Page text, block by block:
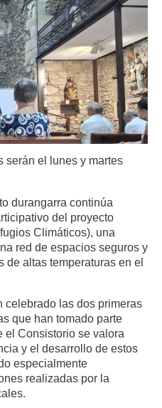
serán el lunes y martes
durangarra continúa
del proyecto
Climáticos), una
red de espacios seguros y
de altas temperaturas en el
celebrado las dos primeras
que han tomado parte
el Consistorio se valora
y el desarrollo de estos
especialmente
realizadas por la